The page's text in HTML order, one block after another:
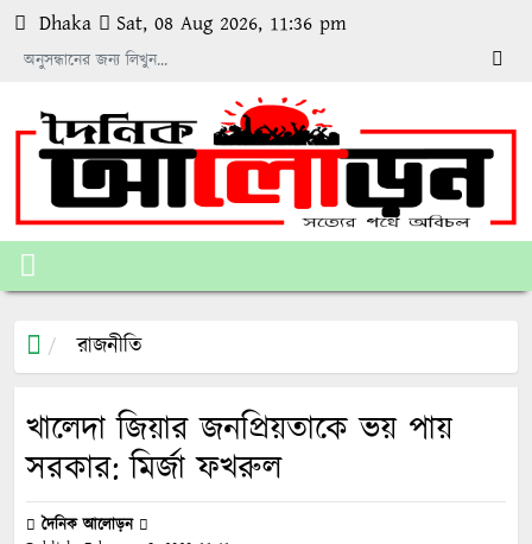
Dhaka Sat, 08 Aug 2026, 11:36 pm
রাজনীতি
খালেদা জিয়ার জনপ্রিয়তাকে ভয় পায়
সরকার: মির্জা ফখরুল
দৈনিক আলোড়ন